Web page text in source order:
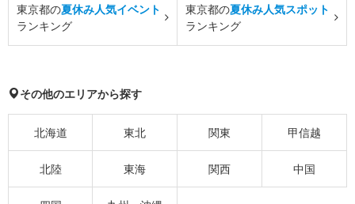
東京都の夏休み人気イベント
ランキング
東京都の夏休み人気スポット
ランキング
その他のエリアから探す
北海道 東北 関東 甲信越
北陸 東海 関西 中国